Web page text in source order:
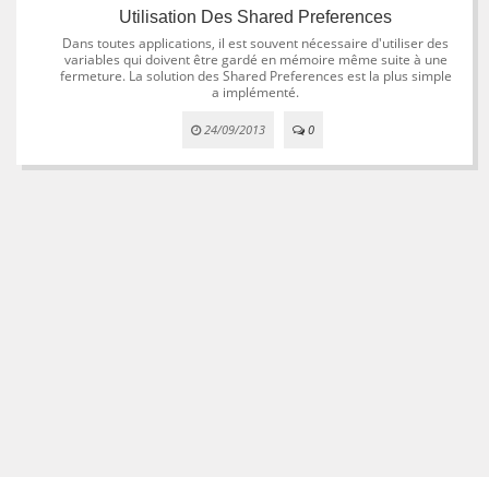
Utilisation Des Shared Preferences
Dans toutes applications, il est souvent nécessaire d'utiliser des
variables qui doivent être gardé en mémoire même suite à une
fermeture. La solution des Shared Preferences est la plus simple
a implémenté.
24/09/2013 0